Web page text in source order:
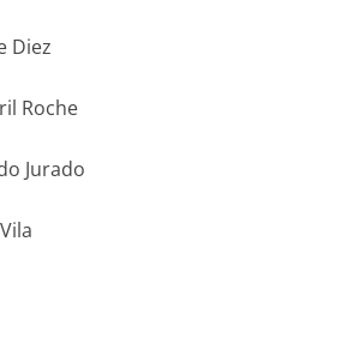
Diez
Roche
Jurado